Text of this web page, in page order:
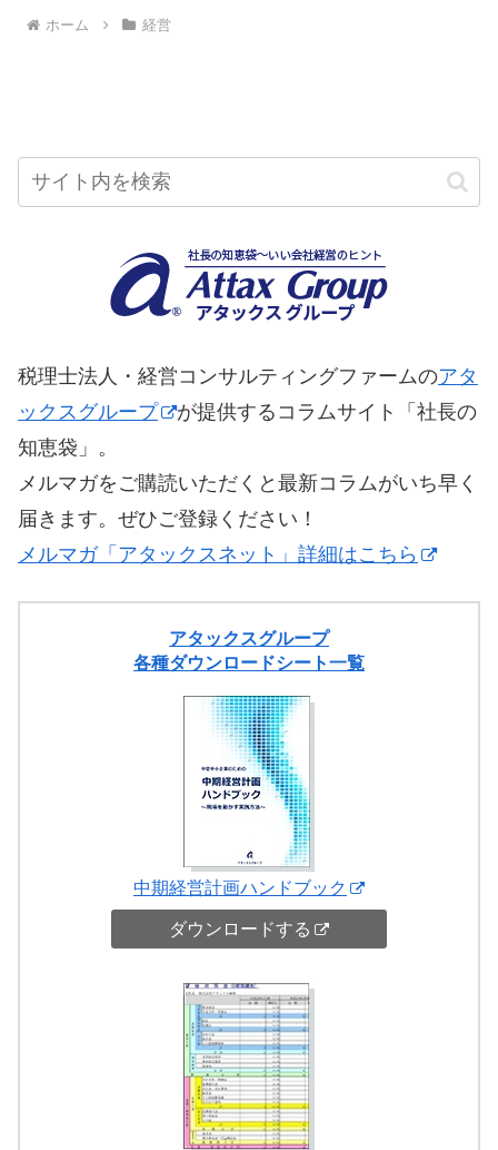
ホーム 経営
税理士法人・経営コンサルティングファームのアタ
ックスグループ
が提供するコラムサイト「社長の
知恵袋」。
メルマガをご購読いただくと最新コラムがいち早く
届きます。ぜひご登録ください！
メルマガ「アタックスネット」詳細はこちら
アタックスグループ
各種ダウンロードシート一覧
中期経営計画ハンドブック
ダウンロードする